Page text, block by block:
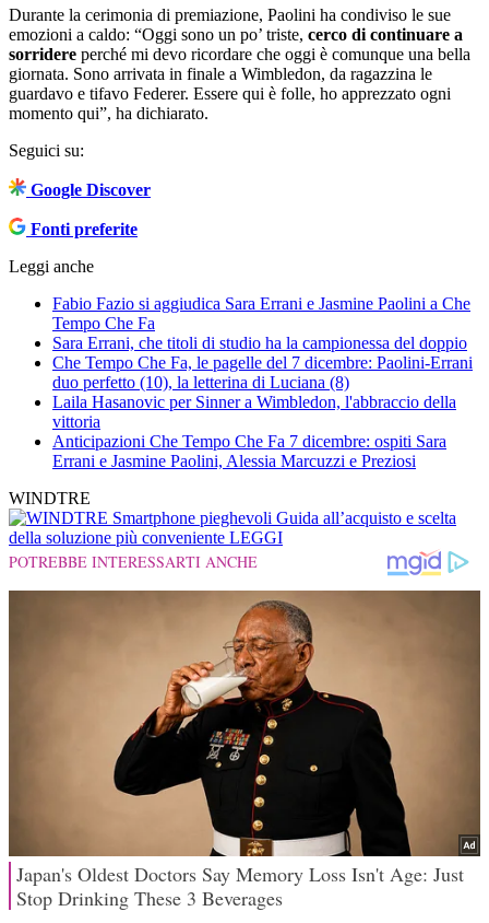
Durante la cerimonia di premiazione, Paolini ha condiviso le sue
emozioni a caldo: “Oggi sono un po’ triste, cerco di continuare a
sorridere perché mi devo ricordare che oggi è comunque una bella
giornata. Sono arrivata in finale a Wimbledon, da ragazzina le
guardavo e tifavo Federer. Essere qui è folle, ho apprezzato ogni
momento qui”, ha dichiarato.
Seguici su:
Google Discover
Fonti preferite
Leggi anche
Fabio Fazio si aggiudica Sara Errani e Jasmine Paolini a Che
Tempo Che Fa
Sara Errani, che titoli di studio ha la campionessa del doppio
Che Tempo Che Fa, le pagelle del 7 dicembre: Paolini-Errani
duo perfetto (10), la letterina di Luciana (8)
Laila Hasanovic per Sinner a Wimbledon, l'abbraccio della
vittoria
Anticipazioni Che Tempo Che Fa 7 dicembre: ospiti Sara
Errani e Jasmine Paolini, Alessia Marcuzzi e Preziosi
WINDTRE
Smartphone pieghevoli Guida all’acquisto e scelta
della soluzione più conveniente LEGGI